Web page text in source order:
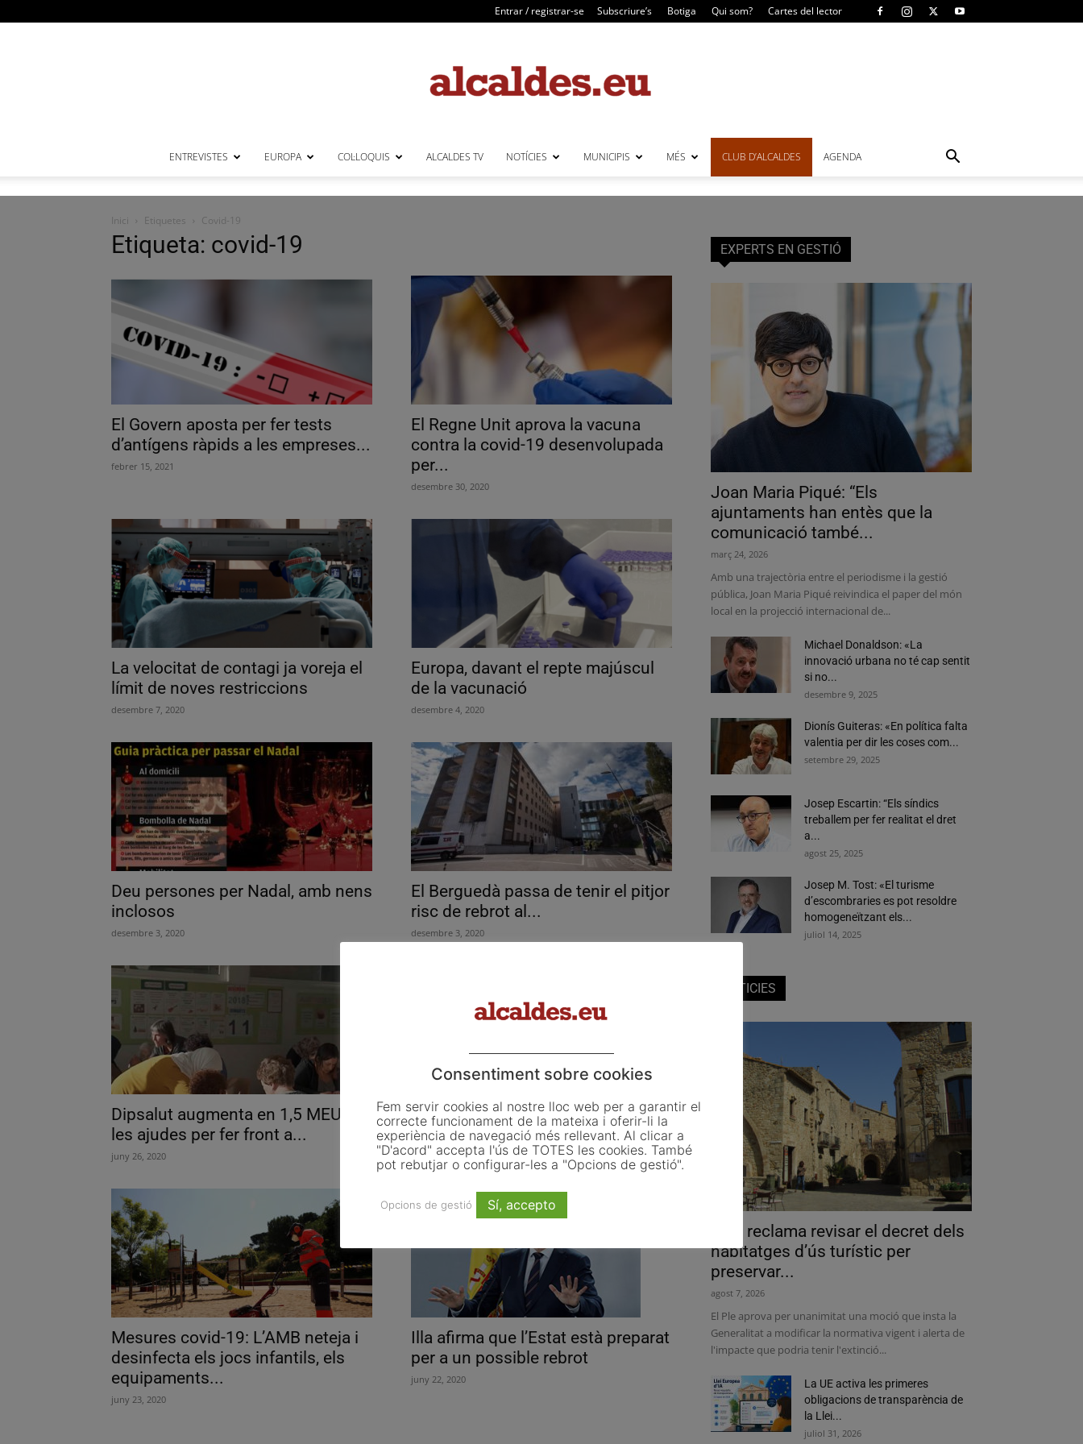
Entrar / registrar-se Subscriure’s Botiga Qui som? Cartes del lector
ENTREVISTES EUROPA COL·LOQUIS ALCALDES TV NOTÍCIES MUNICIPIS MÉS CLUB D’ALCALDES AGENDA
Inici Etiquetes Covid-19
Etiqueta: covid-19
El Govern aposta per fer tests
d’antígens ràpids a les empreses...
febrer 15, 2021
El Regne Unit aprova la vacuna
contra la covid-19 desenvolupada
per...
desembre 30, 2020
La velocitat de contagi ja voreja el
límit de noves restriccions
desembre 7, 2020
Europa, davant el repte majúscul
de la vacunació
desembre 4, 2020
Deu persones per Nadal, amb nens
inclosos
desembre 3, 2020
El Berguedà passa de tenir el pitjor
risc de rebrot al...
desembre 3, 2020
Dipsalut augmenta en 1,5 MEUR
les ajudes per fer front a...
juny 26, 2020
El PP votarà sí al decret de la “nova
normalitat”
juny 25, 2020
Mesures covid-19: L’AMB neteja i
desinfecta els jocs infantils, els
equipaments...
juny 23, 2020
Illa afirma que l’Estat està preparat
per a un possible rebrot
juny 22, 2020
EXPERTS EN GESTIÓ
Joan Maria Piqué: “Els
ajuntaments han entès que la
comunicació també...
març 24, 2026
Amb una trajectòria entre el periodisme i la gestió
pública, Joan Maria Piqué reivindica el paper del món
local en la projecció internacional de...
Michael Donaldson: «La
innovació urbana no té cap sentit
si no...
desembre 9, 2025
Dionís Guiteras: «En política falta
valentia per dir les coses com...
setembre 29, 2025
Josep Escartin: “Els síndics
treballem per fer realitat el dret
a...
agost 25, 2025
Josep M. Tost: «El turisme
d’escombraries es pot resoldre
homogeneïtzant els...
juliol 14, 2025
NOTICIES
Pals reclama revisar el decret dels
habitatges d’ús turístic per
preservar...
agost 7, 2026
El Ple aprova per unanimitat una moció que insta la
Generalitat a modificar la normativa vigent i alerta de
l'impacte que podria tenir l'extinció...
La UE activa les primeres
obligacions de transparència de
la Llei...
juliol 31, 2026
Consentiment sobre cookies
Fem servir cookies al nostre lloc web per a garantir el
correcte funcionament de la mateixa i oferir-li la
experiència de navegació més rellevant. Al clicar a
"D'acord" accepta l'ús de TOTES les cookies. També
pot rebutjar o configurar-les a "Opcions de gestió".
Opcions de gestió Sí, accepto